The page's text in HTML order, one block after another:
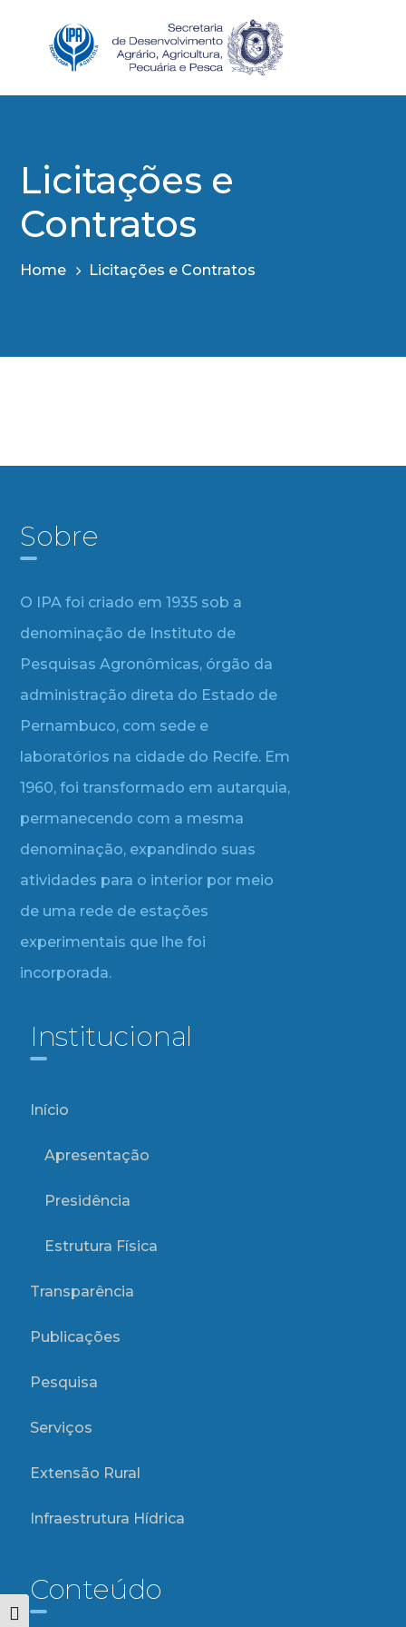
Alternar alto contraste
Licitações e
Contratos
Home Licitações e Contratos
Sobre
O IPA foi criado em 1935 sob a
denominação de Instituto de
Pesquisas Agronômicas, órgão da
administração direta do Estado de
Pernambuco, com sede e
laboratórios na cidade do Recife. Em
1960, foi transformado em autarquia,
permanecendo com a mesma
denominação, expandindo suas
atividades para o interior por meio
de uma rede de estações
experimentais que lhe foi
incorporada.
Institucional
Início
Apresentação
Presidência
Estrutura Física
Transparência
Publicações
Pesquisa
Serviços
Extensão Rural
Infraestrutura Hídrica
Conteúdo